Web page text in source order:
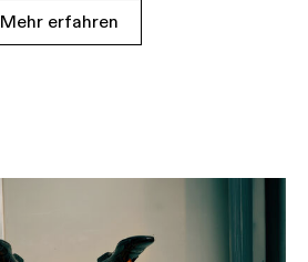
Mehr erfahren